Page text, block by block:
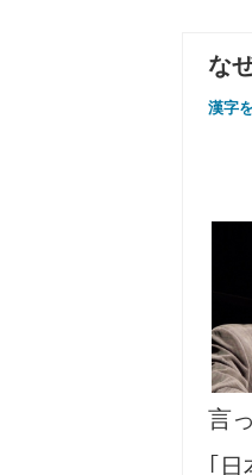
な
漢字
言
｢